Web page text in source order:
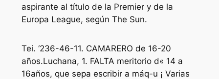
aspirante al título de la Premier y de la
Europa League, según The Sun.
Tei. ‘236-46-11. CAMARERO de 16-20
años.Luchana, 1. FALTA meritorio d« 14 a
16años, que sepa escribir a máq-u ¡ Varias